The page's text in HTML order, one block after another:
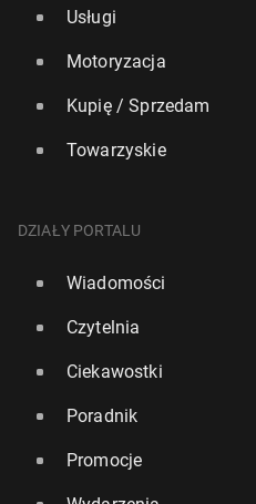
Usługi
Motoryzacja
Kupię / Sprzedam
Towarzyskie
DZIAŁY PORTALU
Wiadomości
Czytelnia
Ciekawostki
Poradnik
Promocje